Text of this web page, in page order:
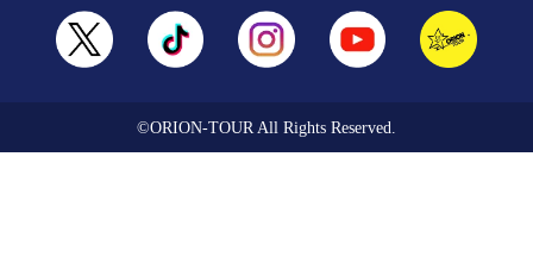
©ORION-TOUR All Rights Reserved.